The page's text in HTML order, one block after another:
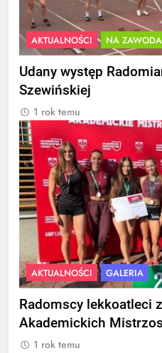
AKTUALNOŚCI NA
Udany występ
Szewińskiej
1 rok temu
AKTUALNOŚCI GALERIA
Radomscy lekkoatleci
Akademickich
1 rok temu